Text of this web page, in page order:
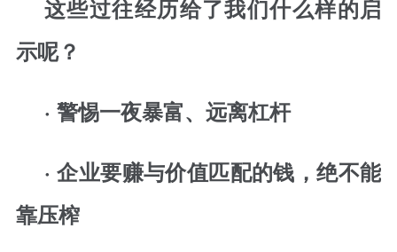
这些过往经历给了我们什么样的启
示呢？
· 警惕一夜暴富、远离杠杆
· 企业要赚与价值匹配的钱，绝不能
靠压榨